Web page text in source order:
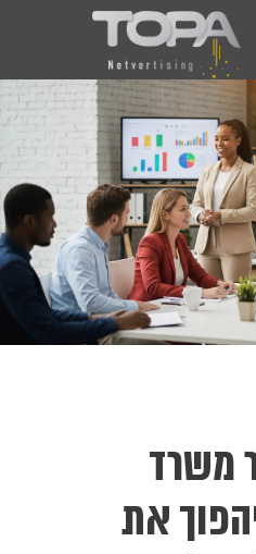
משרד
את